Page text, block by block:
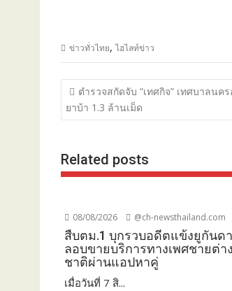
ข่าวทั่วไทย,ไฮไลท์ข่าว
แนะแนว
เรื่อง
ตำรวจสกัดจับ “เทศกิจ” เทศบาลน
ยาบ้า 1.3 ล้านเม็ด
Related posts
08/08/2026 @ch-newsthailand.com
สืบตม.1 บุกรวบอดีตแข้งยูกันดา
ลอบขายบริการทางเพศชายต่าง
ชาติผ่านแอปหาคู่
เมื่อวันที่ 7 สิ...